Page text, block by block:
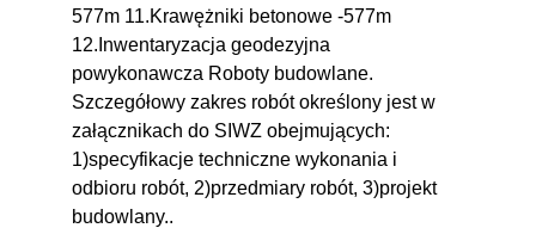
577m 11.Krawężniki betonowe -577m
12.Inwentaryzacja geodezyjna
powykonawcza Roboty budowlane.
Szczegółowy zakres robót określony jest w
załącznikach do SIWZ obejmujących:
1)specyfikacje techniczne wykonania i
odbioru robót, 2)przedmiary robót, 3)projekt
budowlany..